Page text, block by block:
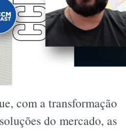
com a transformação
do mercado, as